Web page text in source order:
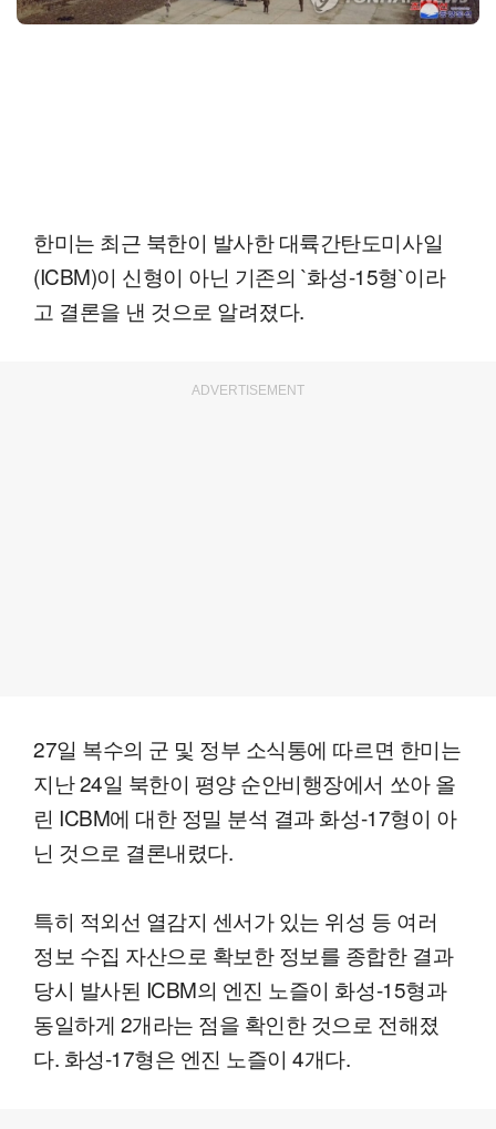
한미는 최근 북한이 발사한 대륙간탄도미사일
(ICBM)이 신형이 아닌 기존의 `화성-15형`이라
고 결론을 낸 것으로 알려졌다.
ADVERTISEMENT
27일 복수의 군 및 정부 소식통에 따르면 한미는
지난 24일 북한이 평양 순안비행장에서 쏘아 올
린 ICBM에 대한 정밀 분석 결과 화성-17형이 아
닌 것으로 결론내렸다.
특히 적외선 열감지 센서가 있는 위성 등 여러
정보 수집 자산으로 확보한 정보를 종합한 결과
당시 발사된 ICBM의 엔진 노즐이 화성-15형과
동일하게 2개라는 점을 확인한 것으로 전해졌
다. 화성-17형은 엔진 노즐이 4개다.